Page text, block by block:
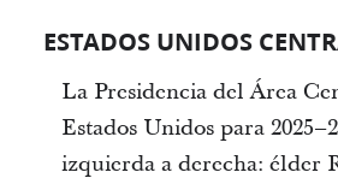
ESTADOS UNIDOS
La Presidencia del Área
Estados Unidos para
izquierda a derecha: élder